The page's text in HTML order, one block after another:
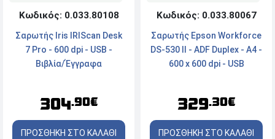
Κωδικός: 0.033.80108
Σαρωτής Iris IRIScan Desk
7 Pro - 600 dpi - USB -
Βιβλία/Έγγραφα
304.90€
ΠΡΟΣΘΗΚΗ ΣΤΟ ΚΑΛΑΘΙ
Κωδικός: 0.033.80067
Σαρωτής Epson Workforce
DS-530 II - ADF Duplex - Α4 -
600 x 600 dpi - USB
329.30€
ΠΡΟΣΘΗΚΗ ΣΤΟ ΚΑΛΑΘΙ